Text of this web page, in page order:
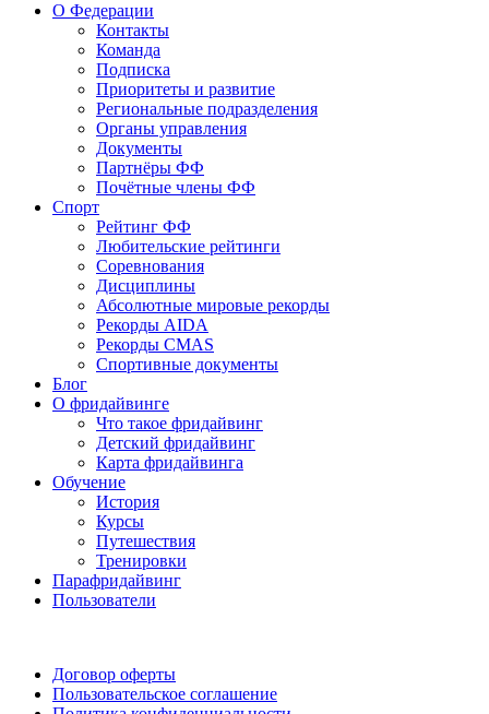
О Федерации
Контакты
Команда
Подписка
Приоритеты и развитие
Региональные подразделения
Органы управления
Документы
Партнёры ФФ
Почётные члены ФФ
Спорт
Рейтинг ФФ
Любительские рейтинги
Соревнования
Дисциплины
Абсолютные мировые рекорды
Рекорды AIDA
Рекорды CMAS
Спортивные документы
Блог
О фридайвинге
Что такое фридайвинг
Детский фридайвинг
Карта фридайвинга
Обучение
История
Курсы
Путешествия
Тренировки
Парафридайвинг
Пользователи
Договор оферты
Пользовательское соглашение